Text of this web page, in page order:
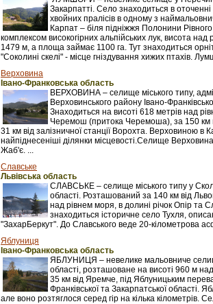
Закарпатті. Село знаходиться в оточенні
хвойних пралісів в одному з
Карпат – біля підніжжя Полонини
комплексом високогірних альпійських лук, висота над
1479 м, а площа займає 1100 га. Тут знаходиться
"Соколині скелі" - місце гніздування хижих птахів.
Верховина
Івано-Франковська область
ВЕРХОВИНА – селище міського типу,
Верховинського району Івано-
Знаходиться на висоті 618 метрів над
Черемош (притока Черемоша), за 150 км
31 км від залізничної станції Ворохта. Верховиною в
найпіднесеніші ділянки місцевості.Селище
Жаб'є. ...
Славське
Львівська область
СЛАВСЬКЕ – селище міського типу у
області. Розташований за 140 км від
над рівнем моря, в долині річок Опір та
знаходиться історичне село Тухля,
"ЗахарБеркут". До Славського веде 20-кілометрова
Яблуниця
Івано-Франковська область
ЯБЛУНИЦЯ – невелике мальовниче
області, розташоване на висоті 960 м
35 км від Яремче, під Яблуницьким
Франківської та Закарпатської області.
але воно розтяглося серед гір на кілька кілометрів.